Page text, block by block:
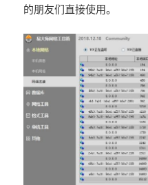
的朋友们直接使用。